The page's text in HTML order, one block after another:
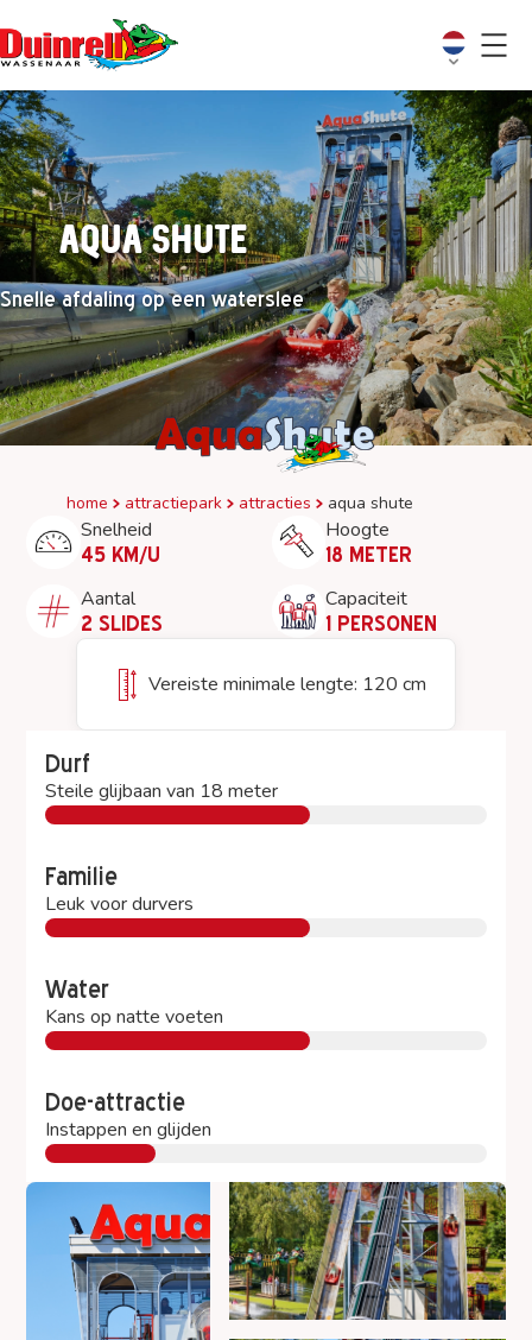
Aqua Shute
Snelle afdaling op een waterslee
home attractiepark attracties aqua shute
Snelheid
45 KM/U
Hoogte
18 METER
Aantal
2 SLIDES
Capaciteit
1 PERSONEN
Vereiste minimale lengte: 120 cm
Durf
Steile glijbaan van 18 meter
Familie
Leuk voor durvers
Water
Kans op natte voeten
Doe-attractie
Instappen en glijden